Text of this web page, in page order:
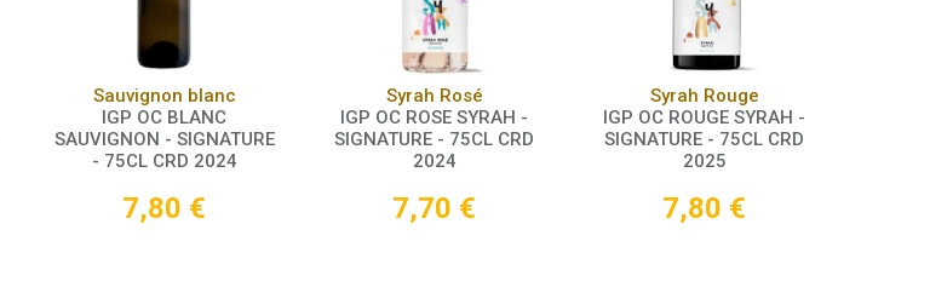
Panier
Sauvignon blanc
IGP OC BLANC
SAUVIGNON - SIGNATURE
- 75CL CRD 2024
7,80 €
Panier
Syrah Rosé
IGP OC ROSE SYRAH -
SIGNATURE - 75CL CRD
2024
7,70 €
Panier
Syrah Rouge
IGP OC ROUGE SYRAH -
SIGNATURE - 75CL CRD
2025
7,80 €